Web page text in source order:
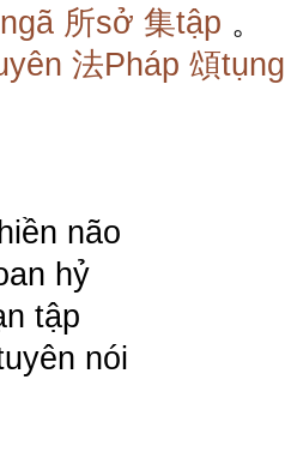
所sở 集tập 。
法Pháp 頌tụng
não
hỷ
tập
nói